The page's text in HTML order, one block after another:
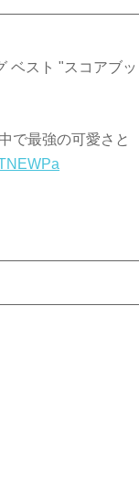
ベスト "スコアブッ
で最強の可愛さと